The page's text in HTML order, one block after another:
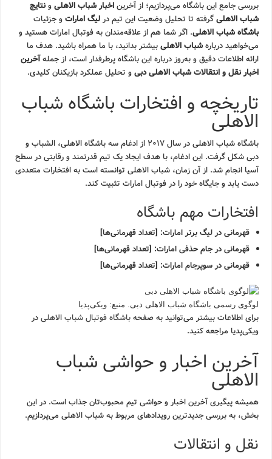
بررسی جامع این باشگاه می‌پردازیم؛ از آخریناخبار شباب الاهلیونتایج
شباب الاهلیگرفته تا تحلیل وضعیت این تیم درلیگ اماراتو جزئیات
باشگاه شباب الاهلی. اگر شما هم از علاقه‌مندان به فوتبال امارات هستید و
می‌خواهید دربارهشباب الاهلیبیشتر بدانید، با ما همراه باشید. هدف ما
ارائه اطلاعات دقیق و به‌روز درباره این باشگاه پرطرفدار است، از جملهآخرین
اخبار نقل و انتقالات شباب الاهلی دبیو تحلیل عملکرد بازیکنان کلیدی.
تاریخچه و افتخارات باشگاه شباب
الاهلی
باشگاه شباب الاهلی در سال ۲۰۱۷ از ادغام سه باشگاه الاهلی، الشباب و
دبی شکل گرفت. این ادغام، با هدف ایجاد یک تیم قدرتمند و رقابتی در سطح
آسیا انجام شد. از آن زمان، شباب الاهلی توانسته است به افتخارات متعددی
دست یابد و جایگاه خود را در فوتبال امارات تثبیت کند.
افتخارات مهم باشگاه
قهرمانی در لیگ برتر امارات: [تعداد قهرمانی‌ها]
قهرمانی در جام حذفی امارات: [تعداد قهرمانی‌ها]
قهرمانی در سوپرجام امارات: [تعداد قهرمانی‌ها]
لوگوی رسمی باشگاه شباب الاهلی دبی. منبع: ویکی‌پدیا
برای اطلاعات بیشتر می‌توانید به صفحهباشگاه فوتبال شباب الاهلیدر
ویکی‌پدیا مراجعه کنید.
آخرین اخبار و حواشی شباب
الاهلی
همیشه پیگیری آخرین اخبار و حواشی تیم محبوب‌تان جذاب است. در این
بخش، به بررسی جدیدترین رویدادهای مربوط به شباب الاهلی می‌پردازیم.
نقل و انتقالات